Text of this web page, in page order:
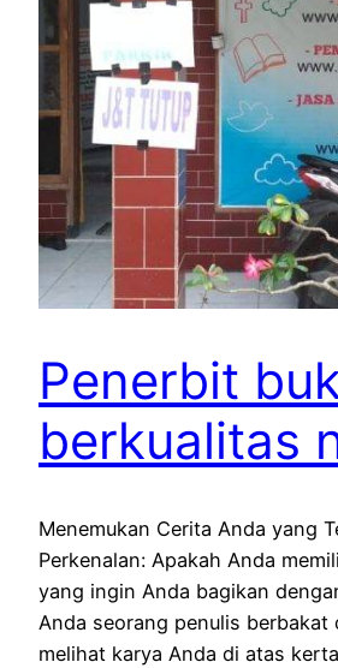
Penerbit
berkualitas
Menemukan Cerita Anda yang
Perkenalan: Apakah Anda
yang ingin Anda bagikan
Anda seorang penulis berbakat
melihat karya Anda di atas